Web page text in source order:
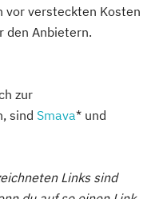
versteckten Kosten
den Anbietern.
zur
sind Smava* und
Links sind